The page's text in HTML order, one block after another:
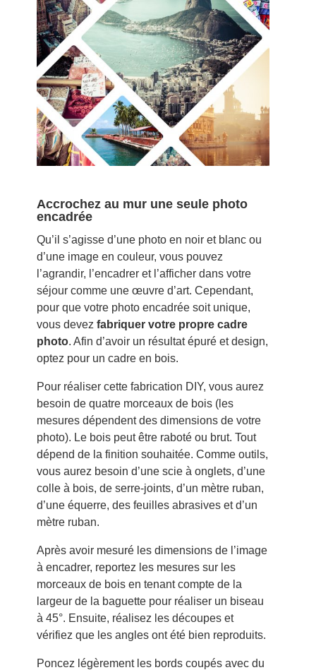
Accrochez au mur une seule photo
encadrée
Qu’il s’agisse d’une photo en noir et blanc ou
d’une image en couleur, vous pouvez
l’agrandir, l’encadrer et l’afficher dans votre
séjour comme une œuvre d’art. Cependant,
pour que votre photo encadrée soit unique,
vous devez fabriquer votre propre cadre
photo. Afin d’avoir un résultat épuré et design,
optez pour un cadre en bois.
Pour réaliser cette fabrication DIY, vous aurez
besoin de quatre morceaux de bois (les
mesures dépendent des dimensions de votre
photo). Le bois peut être raboté ou brut. Tout
dépend de la finition souhaitée. Comme outils,
vous aurez besoin d’une scie à onglets, d’une
colle à bois, de serre-joints, d’un mètre ruban,
d’une équerre, des feuilles abrasives et d’un
mètre ruban.
Après avoir mesuré les dimensions de l’image
à encadrer, reportez les mesures sur les
morceaux de bois en tenant compte de la
largeur de la baguette pour réaliser un biseau
à 45°. Ensuite, réalisez les découpes et
vérifiez que les angles ont été bien reproduits.
Poncez légèrement les bords coupés avec du